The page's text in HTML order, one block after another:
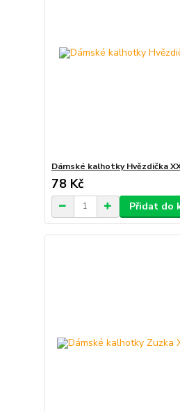
Dámské kalhotky Hvězdička
78 Kč
Přidat do